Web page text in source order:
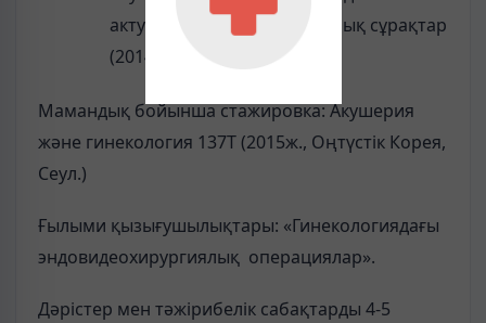
актуалды эндокринологиялық сұрақтар
(2014 ж., Астана қ., АГИУВ).
Мамандық бойынша стажировка: Акушерия
және гинекология 137Т (2015ж., Оңтүстік Корея,
Сеул.)
Ғылыми қызығушылықтары: «Гинекологиядағы
эндовидеохирургиялық операциялар».
Дәрістер мен тәжірибелік сабақтарды 4-5